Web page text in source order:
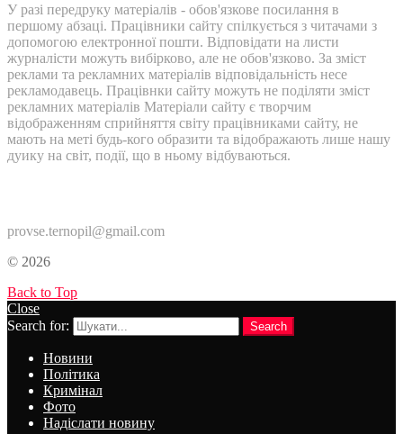
У разі передруку матеріалів - обов'язкове посилання в
першому абзаці. Працівники сайту спілкується з читачами з
допомогою електронної пошти. Відповідати на листи
журналісти можуть вибірково, але не обов'язково. За зміст
реклами та рекламних матеріалів відповідальність несе
рекламодавець. Працівнки сайту можуть не поділяти зміст
рекламних матеріалів Матеріали сайту є творчим
відображенням сприйняття світу працівниками сайту, не
мають на меті будь-кого образити та відображають лише нашу
дуику на світ, події, що в ньому відбуваються.
provse.ternopil@gmail.com
© 2026
Back to Top
Close
Search for:
Search
Новини
Політика
Кримінал
Фото
Надіслати новину